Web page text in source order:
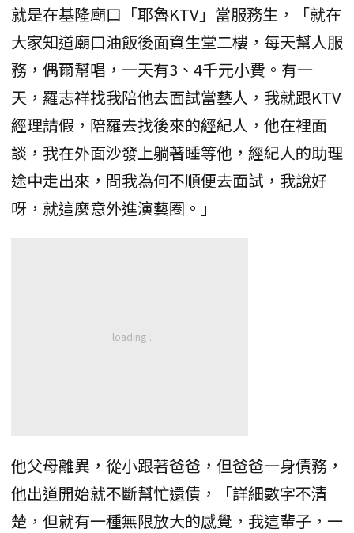
就是在基隆廟口「耶魯KTV」當服務生，「就在
大家知道廟口油飯後面資生堂二樓，每天幫人服
務，偶爾幫唱，一天有3、4千元小費。有一
天，羅志祥找我陪他去面試當藝人，我就跟KTV
經理請假，陪羅去找後來的經紀人，他在裡面
談，我在外面沙發上躺著睡等他，經紀人的助理
途中走出來，問我為何不順便去面試，我說好
呀，就這麼意外進演藝圈。」
他父母離異，從小跟著爸爸，但爸爸一身債務，
他出道開始就不斷幫忙還債，「詳細數字不清
楚，但就有一種無限放大的感覺，我這輩子，一